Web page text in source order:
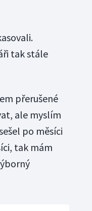
tak stále
přerušené
ale myslím
po měsíci
tak mám